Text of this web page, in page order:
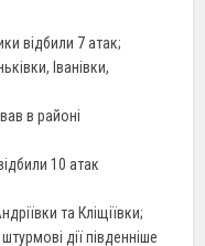
відбили 7 атак;
Іванівки,
в районі
10 атак
та Кліщіївки;
дії південніше